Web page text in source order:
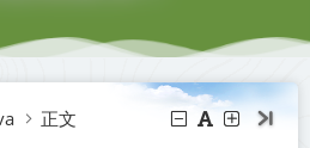
正文